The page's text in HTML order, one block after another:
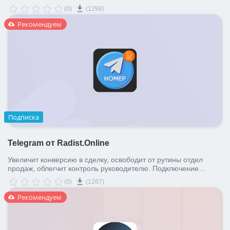
использоваться как автономно, так и в связке с Битрикс24.
(0) (1298)
Рекомендуем
Подписка
Telegram от Radist.Online
Увеличит конверсию в сделку, освободит от рутины отдел
продаж, облегчит контроль руководителю. Подключение
интеграции займет 5 минут. Зарегистрируйтесь в Radist.Web и
получите 3 дня на тест бесплатно!
(0) (1267)
Рекомендуем